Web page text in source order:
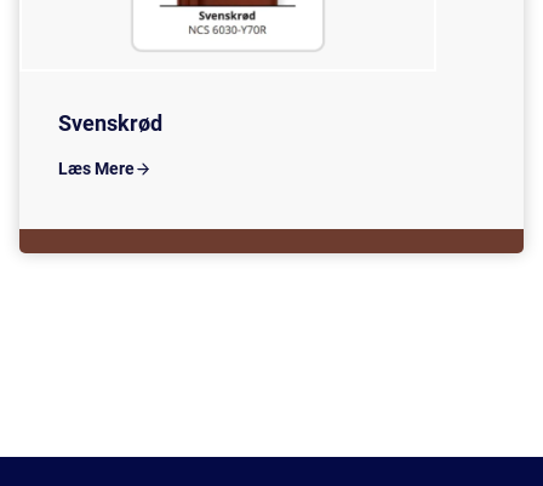
Svenskrød
Læs Mere